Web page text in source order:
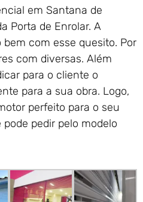
em Santana de
Porta de Enrolar. A
com esse quesito. Por
com diversas. Além
para o cliente o
para a sua obra. Logo,
perfeito para o seu
pedir pelo modelo